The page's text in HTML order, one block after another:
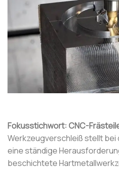
Fokusstichwort: CNC-
Werkzeugverschleiß stellt
eine ständige
beschichtete